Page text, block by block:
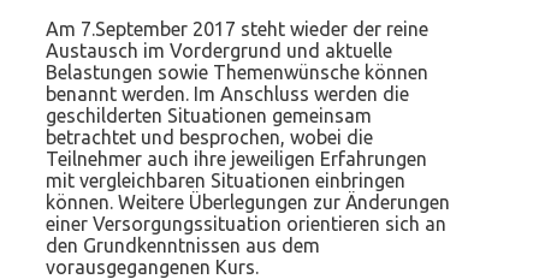
Am 7.September 2017 steht wieder der reine
Austausch im Vordergrund und aktuelle
Belastungen sowie Themenwünsche können
benannt werden. Im Anschluss werden die
geschilderten Situationen gemeinsam
betrachtet und besprochen, wobei die
Teilnehmer auch ihre jeweiligen Erfahrungen
mit vergleichbaren Situationen einbringen
können. Weitere Überlegungen zur Änderungen
einer Versorgungssituation orientieren sich an
den Grundkenntnissen aus dem
vorausgegangenen Kurs.